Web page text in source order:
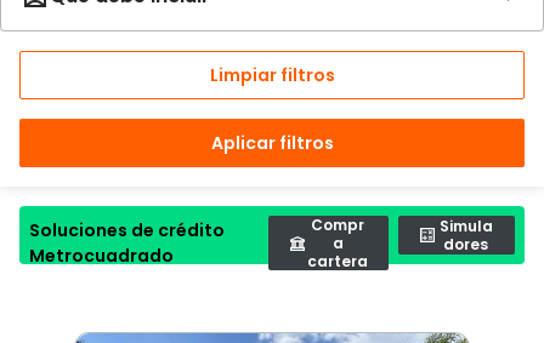
Limpiar filtros
Aplicar filtros
Soluciones de crédito
Metrocuadrado
Compr
a
cartera
Simula
dores